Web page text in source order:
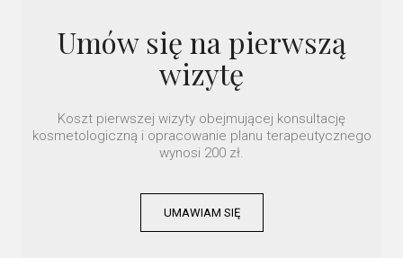
Umów się na pierwszą
wizytę
Koszt pierwszej wizyty obejmującej konsultację
kosmetologiczną i opracowanie planu terapeutycznego
wynosi 200 zł.
UMAWIAM SIĘ